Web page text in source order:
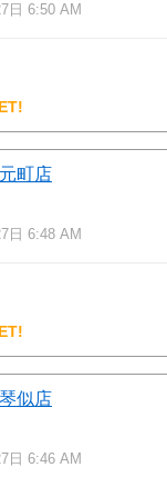
日 6:50 AM
町店
日 6:48 AM
似店
日 6:46 AM